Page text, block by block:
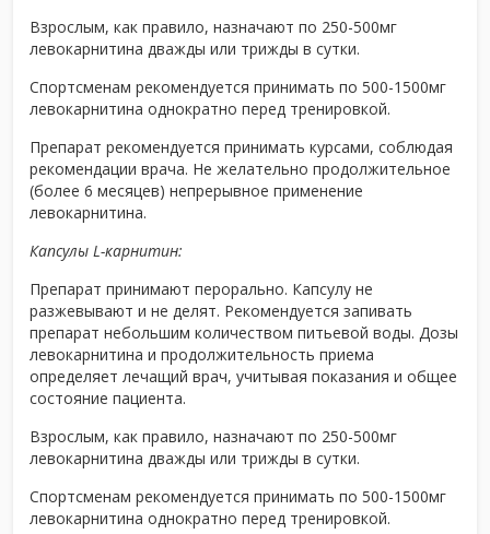
Взрослым, как правило, назначают по 250-500мг
левокарнитина дважды или трижды в сутки.
Спортсменам рекомендуется принимать по 500-1500мг
левокарнитина однократно перед тренировкой.
Препарат рекомендуется принимать курсами, соблюдая
рекомендации врача. Не желательно продолжительное
(более 6 месяцев) непрерывное применение
левокарнитина.
Капсулы L-карнитин:
Препарат принимают перорально. Капсулу не
разжевывают и не делят. Рекомендуется запивать
препарат небольшим количеством питьевой воды. Дозы
левокарнитина и продолжительность приема
определяет лечащий врач, учитывая показания и общее
состояние пациента.
Взрослым, как правило, назначают по 250-500мг
левокарнитина дважды или трижды в сутки.
Спортсменам рекомендуется принимать по 500-1500мг
левокарнитина однократно перед тренировкой.